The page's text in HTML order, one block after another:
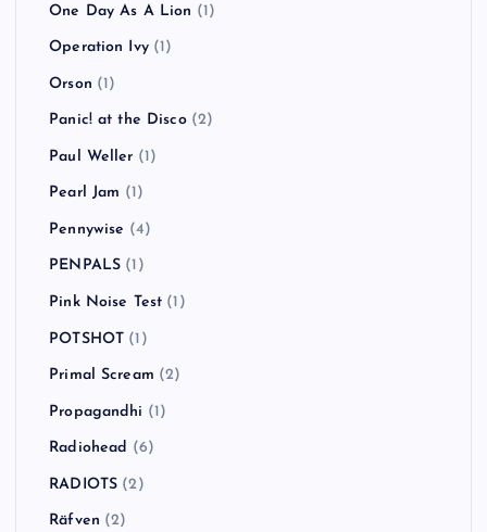
One Day As A Lion (1)
Operation Ivy(1)
Orson (1)
Panic! at the Disco(2)
Paul Weller (1)
Pearl Jam (1)
Pennywise (4)
PENPALS (1)
Pink Noise Test (1)
POTSHOT (1)
Primal Scream (2)
Propagandhi (1)
Radiohead (6)
RADIOTS (2)
Räfven (2)